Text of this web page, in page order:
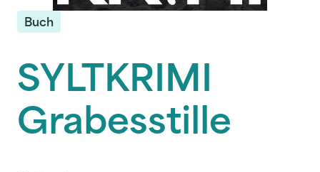
Buch
SYLTKRIMI
Grabesstille